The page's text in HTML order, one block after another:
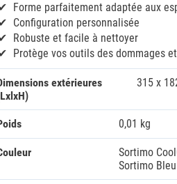
Forme parfaitement adaptée aux
Configuration personnalisée
Robuste et facile à nettoyer
Protège vos outils des dommages
extérieures
315 x
0,01 kg
Sortimo
Sortimo Bleu